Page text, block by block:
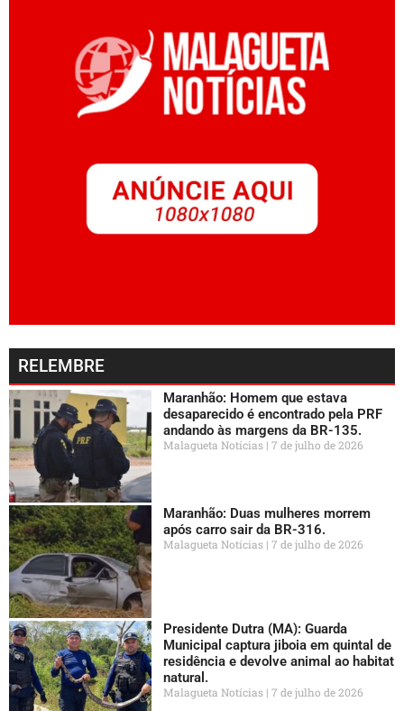
RELEMBRE
Maranhão: Homem que estava
desaparecido é encontrado pela PRF
andando às margens da BR-135.
Malagueta Notícias 7 de julho de 2026
Maranhão: Duas mulheres morrem
após carro sair da BR-316.
Malagueta Notícias 7 de julho de 2026
Presidente Dutra (MA): Guarda
Municipal captura jiboia em quintal de
residência e devolve animal ao habitat
natural.
Malagueta Notícias 7 de julho de 2026